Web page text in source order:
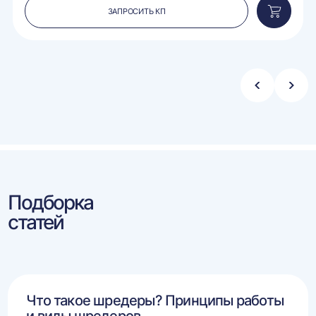
ЗАПРОСИТЬ КП
в
Стрелка
Подборка
статей
Что такое шредеры? Принципы работы